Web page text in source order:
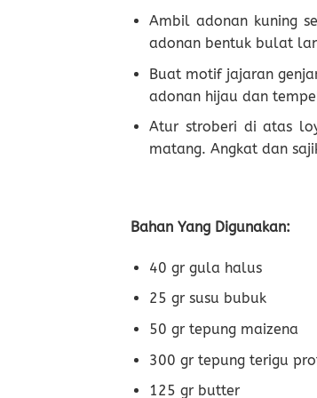
Ambil adonan kuning
adonan bentuk bulat
Buat motif jajaran
adonan hijau dan
Atur stroberi di atas
matang. Angkat dan
Bahan Yang Digunakan:
40 gr gula halus
25 gr susu bubuk
50 gr tepung maizena
300 gr tepung terigu
125 gr butter